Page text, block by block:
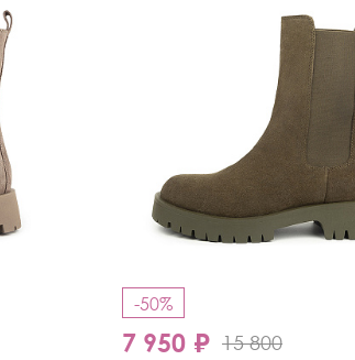
-50%
7 950 ₽ 15 800